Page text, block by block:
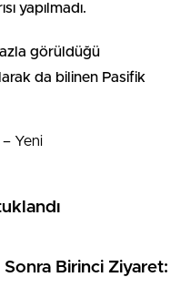
yapılmadı.
görüldüğü
da bilinen Pasifik
Yeni
Sonra Birinci Ziyaret: